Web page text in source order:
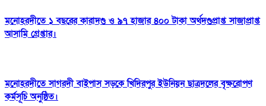
মনোহরদীতে ১ বছরের কারাদণ্ড ও ৯৭ হাজার ৪০০ টাকা অর্থদণ্ডপ্রাপ্ত সাজাপ্রাপ্ত
আসামি গ্রেপ্তার।
মনোহরদীতে সাগরদী বাইপাস সড়কে খিদিরপুর ইউনিয়ন ছাত্রদলের বৃক্ষরোপণ
কর্মসূচি অনুষ্ঠিত।